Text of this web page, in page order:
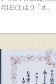
月1日(土)より「オ...